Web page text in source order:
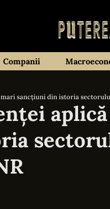
Companii
sancțiuni din istoria